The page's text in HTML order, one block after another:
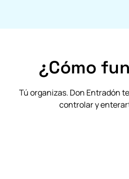
¿Cómo
Tú organizas. Don Entradón
controlar y